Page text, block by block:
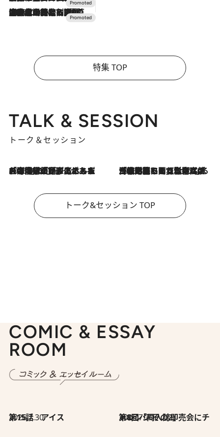
2026.7.10
NEW OPEN！【界 草津】名湯の地に誕生。趣の異なる2種の温泉と上州ならではの会席・蕎麦割烹など美食を味わう究極の癒やし旅
特集 TOP
TALK & SESSION
トーク＆セッション
2026.8.3
「今後値上げがあるとすれば…」「リスクがあるのは今年の冬」エネルギー専門家が語る、ホルムズ海峡封鎖が家庭にもたらす“ある心配” 2026.8.3
「住宅建てられない…」「サーチャージ料の高値が続いている」ホルムズ海峡封鎖による影響はいつまで続く？《エネルギー専門家に聞く“どうなる日本の暮らし”》
トーク&セッション TOP
COMIC & ESSAY
ROOM
2026.7.30
第15話 アイス 2026.7.30
第8回「同人誌即売会にチャレンジ その2」